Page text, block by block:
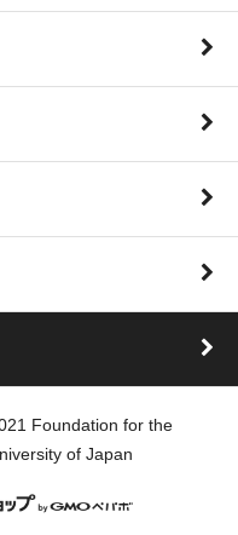
Foundation for the
of Japan